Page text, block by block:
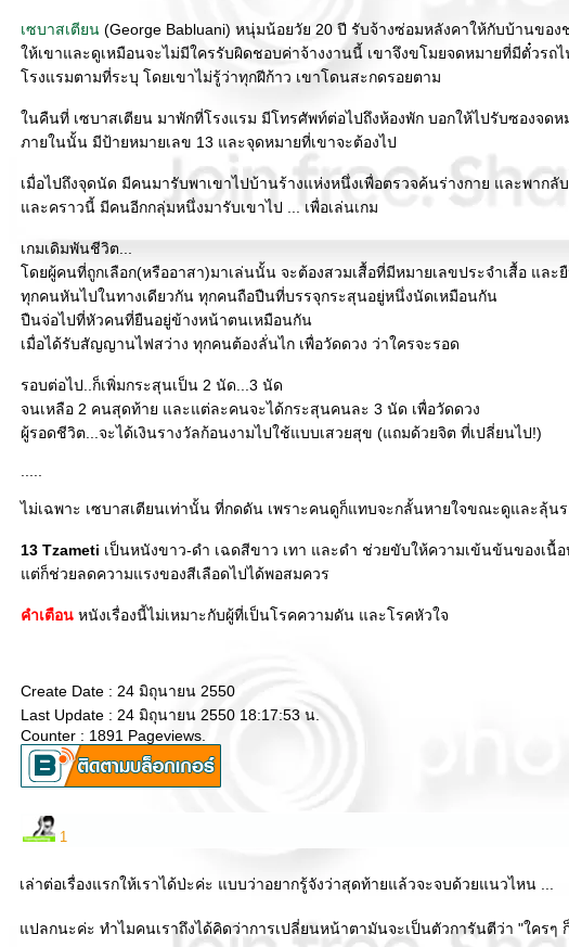
เซบาสเตียน (George Babluani) หนุ่มน้อยวัย 20 ปี รับจ้างซ่อมหลังคาให้กับบ้านของ
ห้เขาและดูเหมือนจะไม่มีใครรับผิดชอบค่าจ้างงานนี้ เขาจึงขโมยจดหมายที่มีตั๋วรถ
รงแรมตามที่ระบุ โดยเขาไม่รู้ว่าทุกฝีก้าว เขาโดนสะกดรอยตาม
นคืนที่ เซบาสเตียน มาพักที่โรงแรม มีโทรศัพท์ต่อไปถึงห้องพัก บอกให้ไปรับซองจดห
ภายในนั้น มีป้ายหมายเลข 13 และจุดหมายที่เขาจะต้องไป
เมื่อไปถึงจุดนัด มีคนมารับพาเขาไปบ้านร้างแห่งหนึ่งเพื่อตรวจค้นร่างกาย และพากลั
ละคราวนี้ มีคนอีกกลุ่มหนึ่งมารับเขาไป ... เพื่อเล่นเกม
เกมเดิมพันชีวิต...
ดยผู้คนที่ถูกเลือก(หรืออาสา)มาเล่นนั้น จะต้องสวมเสื้อที่มีหมายเลขประจำเสื้อ และ
ทุกคนหันไปในทางเดียวกัน ทุกคนถือปืนที่บรรจุกระสุนอยู่หนึ่งนัดเหมือนกัน
ปืนจ่อไปที่หัวคนที่ยืนอยู่ข้างหน้าตนเหมือนกัน
เมื่อได้รับสัญญานไฟสว่าง ทุกคนต้องลั่นไก เพื่อวัดดวง ว่าใครจะรอด
รอบต่อไป..ก็เพิ่มกระสุนเป็น 2 นัด...3 นัด
จนเหลือ 2 คนสุดท้าย และแต่ละคนจะได้กระสุนคนละ 3 นัด เพื่อวัดดวง
ผู้รอดชีวิต...จะได้เงินรางวัลก้อนงามไปใช้แบบเสวยสุข (แถมด้วยจิต ที่เปลี่ยนไป!)
ไม่เฉพาะ เซบาสเตียนเท่านั้น ที่กดดัน เพราะคนดูก็แทบจะกลั้นหายใจขณะดูและลุ้น
13 Tzameti เป็นหนังขาว-ดำ เฉดสีขาว เทา และดำ ช่วยขับให้ความเข้นข้นของเ
ต่ก็ช่วยลดความแรงของสีเลือดไปได้พอสมควร
คำเตือน หนังเรื่องนี้ไม่เหมาะกับผู้ที่เป็นโรคความดัน และโรคหัวใจ
Create Date : 24 มิถุนายน 2550
Last Update : 24 มิถุนายน 2550 18:17:53 น.
Counter : 1891 Pageviews.
1
เล่าต่อเรื่องแรกให้เราได้ป่ะค่ะ แบบว่าอยากรู้จังว่าสุดท้ายแล้วจะจบด้วยแนวไหน ...
ปลกนะค่ะ ทำไมคนเราถึงได้คิดว่าการเปลี่ยนหน้าตามันจะเป็นตัวการันตีว่า "ใครๆ